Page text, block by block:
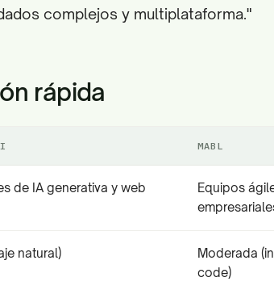
complejos y multiplataforma."
rápida
MABL
de IA generativa y web
Equipos
natural)
Moderada
code)